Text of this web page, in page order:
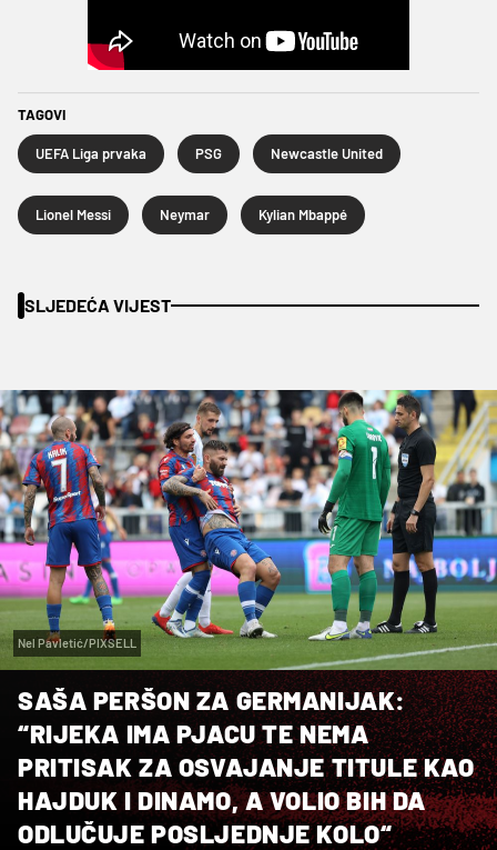
TAGOVI
UEFA Liga prvaka PSG Newcastle United
Lionel Messi Neymar Kylian Mbappé
SLJEDEĆA VIJEST
Nel Pavletić/PIXSELL
SAŠA PERŠON ZA GERMANIJAK:
“RIJEKA IMA PJACU TE NEMA
PRITISAK ZA OSVAJANJE TITULE KAO
HAJDUK I DINAMO, A VOLIO BIH DA
ODLUČUJE POSLJEDNJE KOLO“